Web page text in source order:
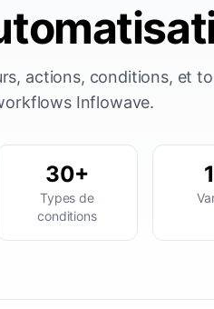
actions, conditions, et
Inflowave.
30+
Types de
conditions